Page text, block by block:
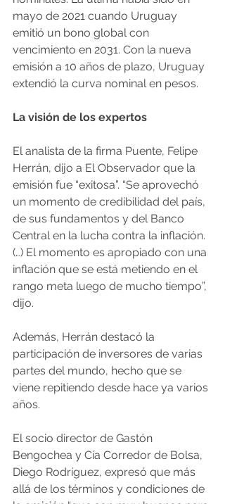
mayo de 2021 cuando Uruguay
emitió un bono global con
vencimiento en 2031. Con la nueva
emisión a 10 años de plazo, Uruguay
extendió la curva nominal en pesos.
La visión de los expertos
El analista de la firma Puente, Felipe
Herrán, dijo a El Observador que la
emisión fue “exitosa”. “Se aprovechó
un momento de credibilidad del país,
de sus fundamentos y del Banco
Central en la lucha contra la inflación.
(…) El momento es apropiado con una
inflación que se está metiendo en el
rango meta luego de mucho tiempo”,
dijo.
Además, Herrán destacó la
participación de inversores de varias
partes del mundo, hecho que se
viene repitiendo desde hace ya varios
años.
El socio director de Gastón
Bengochea y Cía Corredor de Bolsa,
Diego Rodríguez, expresó que más
allá de los términos y condiciones de